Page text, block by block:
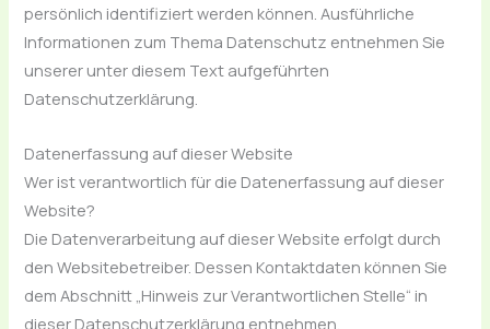
persönlich identifiziert werden können. Ausführliche
Informationen zum Thema Datenschutz entnehmen Sie
unserer unter diesem Text aufgeführten
Datenschutzerklärung.
Datenerfassung auf dieser Website
Wer ist verantwortlich für die Datenerfassung auf dieser
Website?
Die Datenverarbeitung auf dieser Website erfolgt durch
den Websitebetreiber. Dessen Kontaktdaten können Sie
dem Abschnitt „Hinweis zur Verantwortlichen Stelle“ in
dieser Datenschutzerklärung entnehmen.